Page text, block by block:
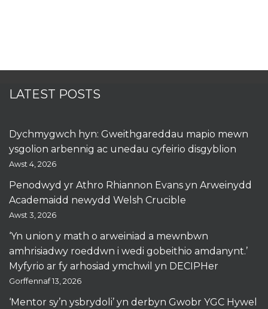
LATEST POSTS
Dychmygwch hyn: Gweithgareddau mapio mewn
ysgolion arbennig ac unedau cyfeirio disgyblion
Awst 4, 2026
Penodwyd yr Athro Rhiannon Evans yn Arweinydd
Academaidd newydd Welsh Crucible
Awst 3, 2026
‘Yn union y math o arweiniad a mewnbwn
amhrisiadwy roeddwn i wedi gobeithio amdanynt.’
Myfyrio ar fy arhosiad ymchwil yn DECIPHer
Gorffennaf 13, 2026
‘Mentor sy’n ysbrydoli’ yn derbyn Gwobr YGC Hywel